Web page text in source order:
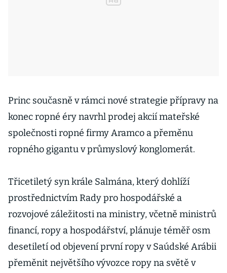
Princ současně v rámci nové strategie přípravy na
konec ropné éry navrhl prodej akcií mateřské
společnosti ropné firmy Aramco a přeměnu
ropného gigantu v průmyslový konglomerát.
Třicetiletý syn krále Salmána, který dohlíží
prostřednictvím Rady pro hospodářské a
rozvojové záležitosti na ministry, včetně ministrů
financí, ropy a hospodářství, plánuje téměř osm
desetiletí od objevení první ropy v Saúdské Arábii
přeměnit největšího vývozce ropy na světě v